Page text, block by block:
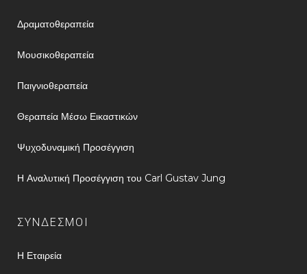
Δραματοθεραπεία
Μουσικοθεραπεία
Παιγνιοθεραπεία
Θεραπεία Μέσω Εικαστικών
Ψυχοδυναμική Προσέγγιση
Η Αναλυτική Προσέγγιση του Carl Gustav Jung
ΣΥΝΔΕΣΜΟΙ
Η Εταιρεία